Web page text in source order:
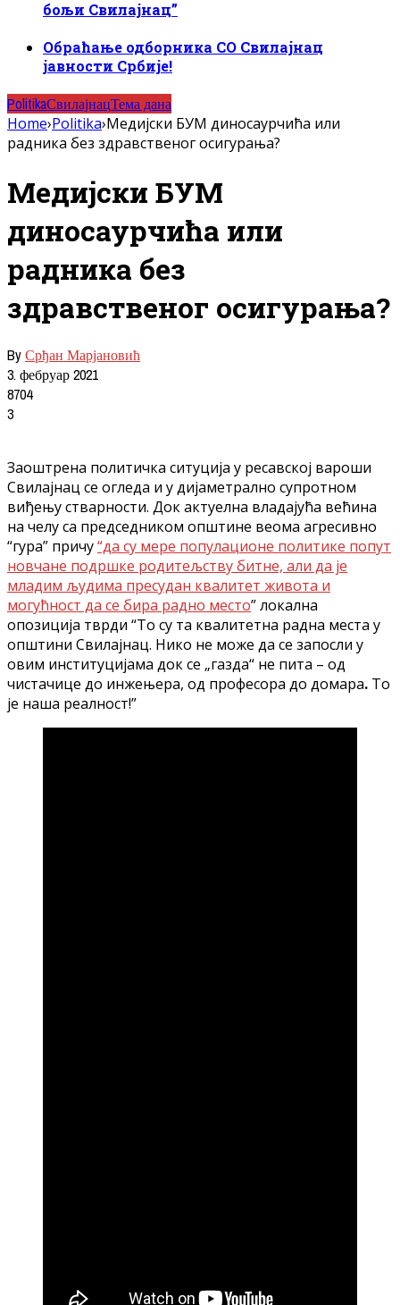
бољи Свилајнац”
Обраћање одборника СО Свилајнац
јавности Србије!
PolitikaСвилајнацТема дана
Home›Politika›Медијски БУМ диносаурчића или
радника без здравственог осигурања?
Медијски БУМ
диносаурчића или
радника без
здравственог осигурања?
ByСрђан Марјановић
3. фебруар 2021
8704
3
Заоштрена политичка ситуција у ресавској вароши
Свилајнац се огледа и у дијаметрално супротном
виђењу стварности. Док актуелна владајућа већина
на челу са председником општине веома агресивно
“гура” причу“да су мере популационе политике попут
новчане подршке родитељству битне, али да је
младим људима пресудан квалитет живота и
могућност да се бира радно место” локална
опозиција тврди “То су та квалитетна радна места у
општини Свилајнац. Нико не може да се запосли у
овим институцијама док се „газда“ не пита – од
чистачице до инжењера, од професора до домара. То
је наша реалност!”